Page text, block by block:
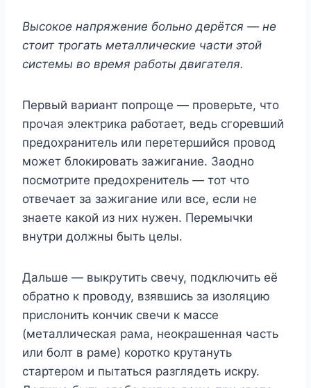
Высокое напряжение больно дерётся — не
стоит трогать металлические части этой
системы во время работы двигателя.
Первый вариант попроще — проверьте, что
прочая электрика работает, ведь сгоревший
предохранитель или перетершийся провод
может блокировать зажигание. Заодно
посмотрите предохренитель — тот что
отвечает за зажигание или все, если не
знаете какой из них нужен. Перемычки
внутри должны быть целы.
Дальше — выкрутить свечу, подключить её
обратно к проводу, взявшись за изоляцию
прислонить кончик свечи к массе
(металлическая рама, неокрашенная часть
или болт в раме) коротко крутануть
стартером и пытаться разглядеть искру.